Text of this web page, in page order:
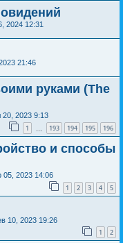
2024 12:31
21:46
руками (The
20, 2023 9:13
1 193 194 195 196
и способы
05, 2023 14:06
1 2 3 4 5
10, 2023 19:26
1 2